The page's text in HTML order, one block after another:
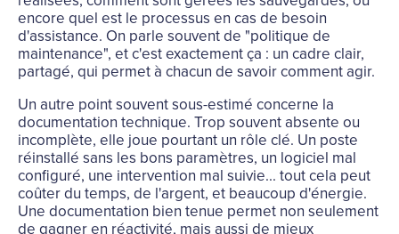
encore quel est le processus en cas de besoin
d'assistance. On parle souvent de "politique de
maintenance", et c'est exactement ça : un cadre clair,
partagé, qui permet à chacun de savoir comment agir.
Un autre point souvent sous-estimé concerne la
documentation technique. Trop souvent absente ou
incomplète, elle joue pourtant un rôle clé. Un poste
réinstallé sans les bons paramètres, un logiciel mal
configuré, une intervention mal suivie... tout cela peut
coûter du temps, de l'argent, et beaucoup d'énergie.
Une documentation bien tenue permet non seulement
de gagner en réactivité, mais aussi de mieux